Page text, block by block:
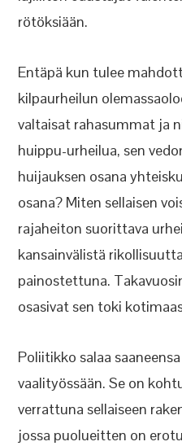
rötöksiään.
Entäpä kun tulee
kilpaurheilun
valtaisat rahasummat ja
huippu-urheilua, sen
huijauksen osana
osana? Miten sellaisen
rajaheiton suorittava
kansainvälistä
painostettuna.
osasivat sen toki
Poliitikko salaa
vaalityössään. Se on
verrattuna sellaiseen
jossa puolueitten on